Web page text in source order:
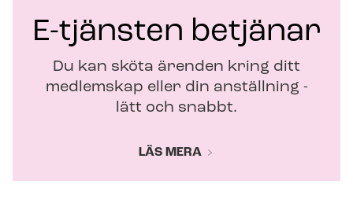
e
r
E-tjänsten betjänar
Du kan sköta ärenden kring ditt
medlemskap eller din anställning -
lätt och snabbt.
LÄS MERA